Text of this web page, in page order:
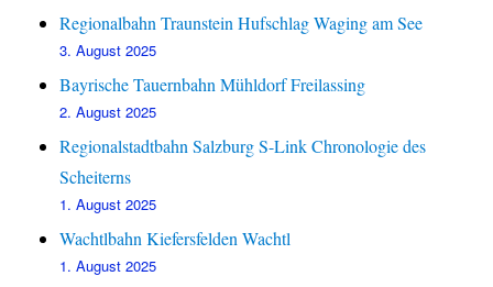
Regionalbahn Traunstein Hufschlag Waging am See
3. August 2025
Bayrische Tauernbahn Mühldorf Freilassing
2. August 2025
Regionalstadtbahn Salzburg S-Link Chronologie des
Scheiterns
1. August 2025
Wachtlbahn Kiefersfelden Wachtl
1. August 2025